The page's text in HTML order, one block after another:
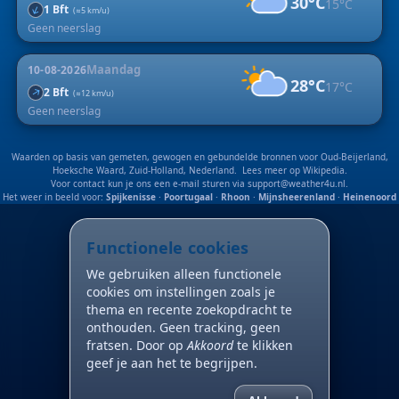
15°C
Geen neerslag
↑1 Bft (≈5 km/u)
10-08-2026Maandag
28°C17°C
Geen neerslag
↑2 Bft (≈12 km/u)
Waarden op basis van gemeten, gewogen en gebundelde bronnen voor Oud-Beijerland,
Hoeksche Waard, Zuid-Holland, Nederland. Lees meer op Wikipedia.
Voor contact kun je ons een e-mail sturen via support@weather4u.nl.
Het weer in beeld voor: Spijkenisse · Poortugaal · Rhoon · Mijnsheerenland · Heinenoord
Functionele cookies
We gebruiken alleen functionele
cookies om instellingen zoals je
thema en recente zoekopdracht te
onthouden. Geen tracking, geen
fratsen. Door opAkkoordte klikken
geef je aan het te begrijpen.